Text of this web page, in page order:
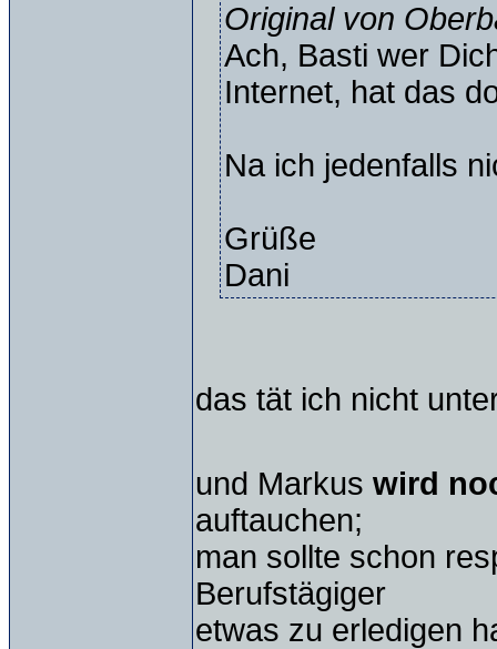
Original von
Ach, Basti wer
Internet, hat das
Na ich jedenfalls
Grüße
Dani
das tät ich nicht
und Markus wird
auftauchen;
man sollte schon
Berufstägiger
etwas zu erledigen